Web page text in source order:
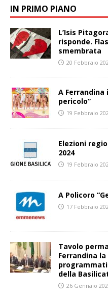
IN PRIMO PIANO
L’Isis
risponde.
smembrata
20 Febbraio
A Ferrandina
pericolo”
19 Febbraio
Elezioni
2024
19 Febbraio
A Policoro
17 Febbraio
Tavolo
Ferrandina
della
26 Gennaio